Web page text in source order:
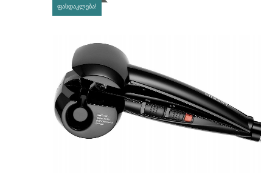
ᲤᲐᲡᲓᲐᲙᲚᲔᲑᲐ!